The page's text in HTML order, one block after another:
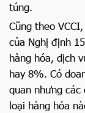
túng.
Cũng theo
của Nghị định
hàng hóa, dịch
hay 8%. Có
quan nhưng các
loại hàng hóa